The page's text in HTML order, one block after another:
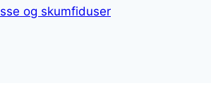
og skumfiduser